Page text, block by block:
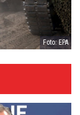
Foto: EPA